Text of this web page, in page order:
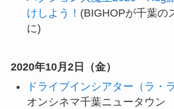
けしよう！ (BIGHOPが千葉の
に)
2020年10月2日（金）
ドライブインシアター（ラ・
オンシネマ千葉ニュータウン